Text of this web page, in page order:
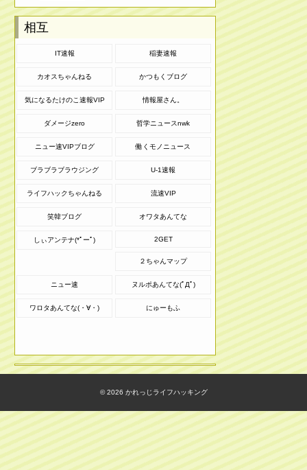
相互
IT速報 稲妻速報
カオスちゃんねる かつもくブログ
気になるたけのこ速報VIP 情報屋さん。
ダメージzero 哲学ニュースnwk
ニュー速VIPブログ 働くモノニュース
ブラブラブラウジング U-1速報
ライフハックちゃんねる 流速VIP
笑韓ブログ オワタあんてな
しぃアンテナ(*ﾟーﾟ) 2GET
２ちゃんマップ
ニュー速 ヌルポあんてな(ﾟДﾟ)
ワロタあんてな(・∀・) にゅーもふ
© 2026 かれっじライフハッキング